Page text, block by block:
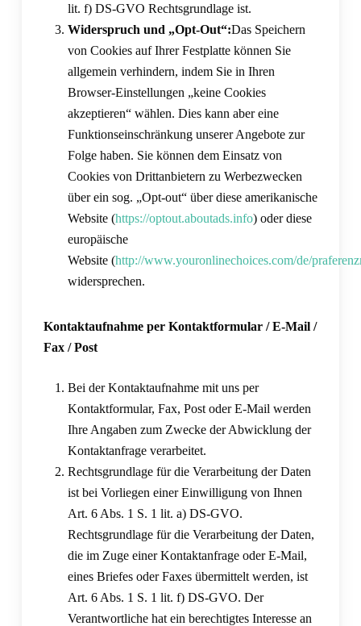
lit. f) DS-GVO Rechtsgrundlage ist.
Widerspruch und „Opt-Out“:Das Speichern
von Cookies auf Ihrer Festplatte können Sie
allgemein verhindern, indem Sie in Ihren
Browser-Einstellungen „keine Cookies
akzeptieren“ wählen. Dies kann aber eine
Funktionseinschränkung unserer Angebote zur
Folge haben. Sie können dem Einsatz von
Cookies von Drittanbietern zu Werbezwecken
über ein sog. „Opt-out“ über diese amerikanische
Website (https://optout.aboutads.info) oder diese
europäische
Website (http://www.youronlinechoices.com/de/
widersprechen.
Kontaktaufnahme per Kontaktformular / E-Mail /
Fax / Post
Bei der Kontaktaufnahme mit uns per
Kontaktformular, Fax, Post oder E-Mail werden
Ihre Angaben zum Zwecke der Abwicklung der
Kontaktanfrage verarbeitet.
Rechtsgrundlage für die Verarbeitung der Daten
ist bei Vorliegen einer Einwilligung von Ihnen
Art. 6 Abs. 1 S. 1 lit. a) DS-GVO.
Rechtsgrundlage für die Verarbeitung der Daten,
die im Zuge einer Kontaktanfrage oder E-Mail,
eines Briefes oder Faxes übermittelt werden, ist
Art. 6 Abs. 1 S. 1 lit. f) DS-GVO. Der
Verantwortliche hat ein berechtigtes Interesse an